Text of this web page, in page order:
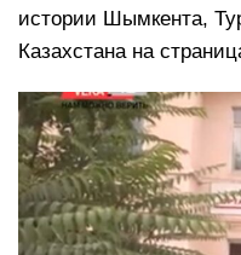
истории Шымкента,
Казахстана на